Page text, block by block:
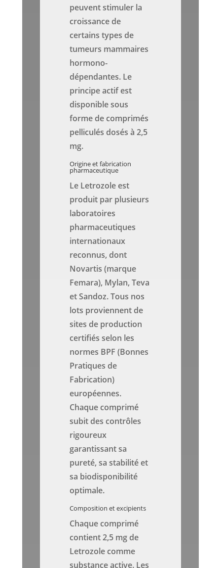
peuvent stimuler la
croissance de
certains types de
tumeurs mammaires
hormono-
dépendantes. Le
principe actif est
disponible sous
forme de comprimés
pelliculés dosés à 2,5
mg.
Origine et fabrication
pharmaceutique
Le Letrozole est
produit par plusieurs
laboratoires
pharmaceutiques
internationaux
reconnus, dont
Novartis (marque
Femara), Mylan, Teva
et Sandoz. Tous nos
lots proviennent de
sites de production
certifiés selon les
normes BPF (Bonnes
Pratiques de
Fabrication)
européennes.
Chaque comprimé
subit des contrôles
rigoureux
garantissant sa
pureté, sa stabilité et
sa biodisponibilité
optimale.
Composition et excipients
Chaque comprimé
contient 2,5 mg de
Letrozole comme
substance active. Les